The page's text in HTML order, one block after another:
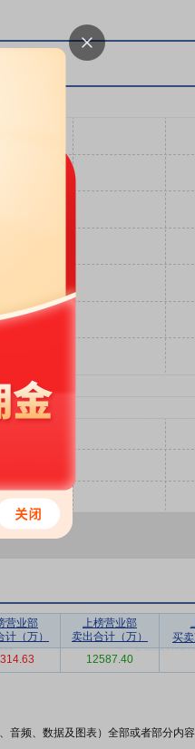
营业部
计（万）
上榜营业部
卖出合计（万）
买
12587.40
频、数据及图表）全部或者部分内